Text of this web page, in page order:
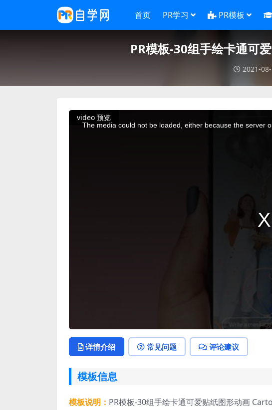
首页 PR学习 PR模板
PR模板-30组手绘卡通
2021-
video 预览
This
The media could not be loaded, either because the server
详情介绍 常见问题 评论建议
模板信息
模板说明： PR模板-30组手绘卡通可爱贴纸图形动画